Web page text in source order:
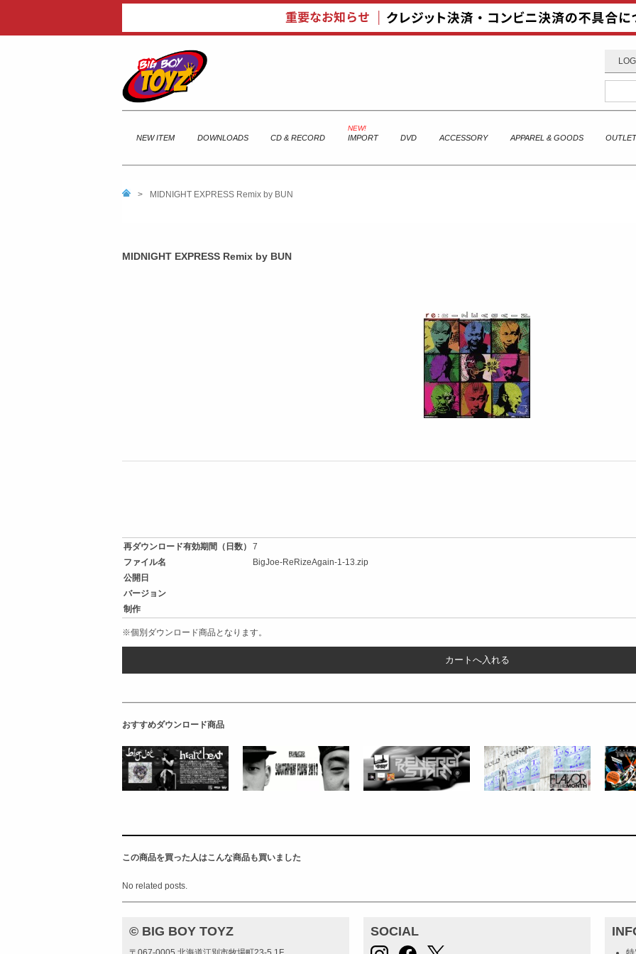
NEW ITEM DOWNLOADS CD & RECORD IMPORT DVD ACCESSORY APPAREL & GOODS
> MIDNIGHT EXPRESS Remix by BUN
MIDNIGHT EXPRESS Remix by BUN
再ダウンロード有効期間（日数）
7
ファイル名
BigJoe-ReRizeAgain-1-13.zip
公開日
バージョン
制作
※個別ダウンロード商品となります。
おすすめダウンロード商品
この商品を買った人はこんな商品も買いました
No related posts.
© BIG BOY TOYZ SOCIAL